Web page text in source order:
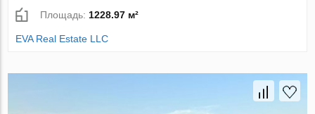
Площадь:1228.97 м²
EVA Real Estate LLC